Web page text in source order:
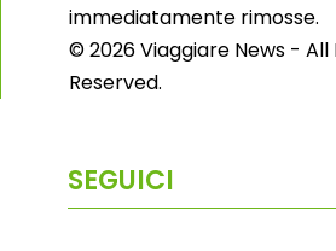
immediatamente rimosse.
© 2026 Viaggiare News - All
Reserved.
SEGUICI